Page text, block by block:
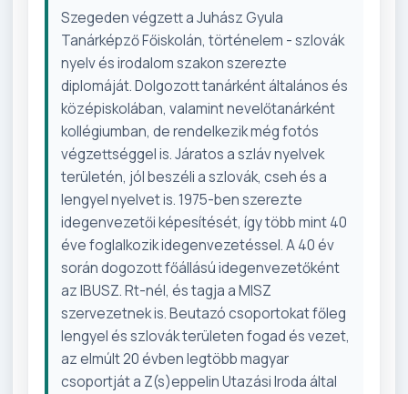
Szegeden végzett a Juhász Gyula
Tanárképző Főiskolán, történelem - szlovák
nyelv és irodalom szakon szerezte
diplomáját. Dolgozott tanárként általános és
középiskolában, valamint nevelőtanárként
kollégiumban, de rendelkezik még fotós
végzettséggel is. Járatos a szláv nyelvek
területén, jól beszéli a szlovák, cseh és a
lengyel nyelvet is. 1975-ben szerezte
idegenvezetői képesítését, így több mint 40
éve foglalkozik idegenvezetéssel. A 40 év
során dogozott főállású idegenvezetőként
az IBUSZ. Rt-nél, és tagja a MISZ
szervezetnek is. Beutazó csoportokat főleg
lengyel és szlovák területen fogad és vezet,
az elmúlt 20 évben legtöbb magyar
csoportját a Z(s)eppelin Utazási Iroda által